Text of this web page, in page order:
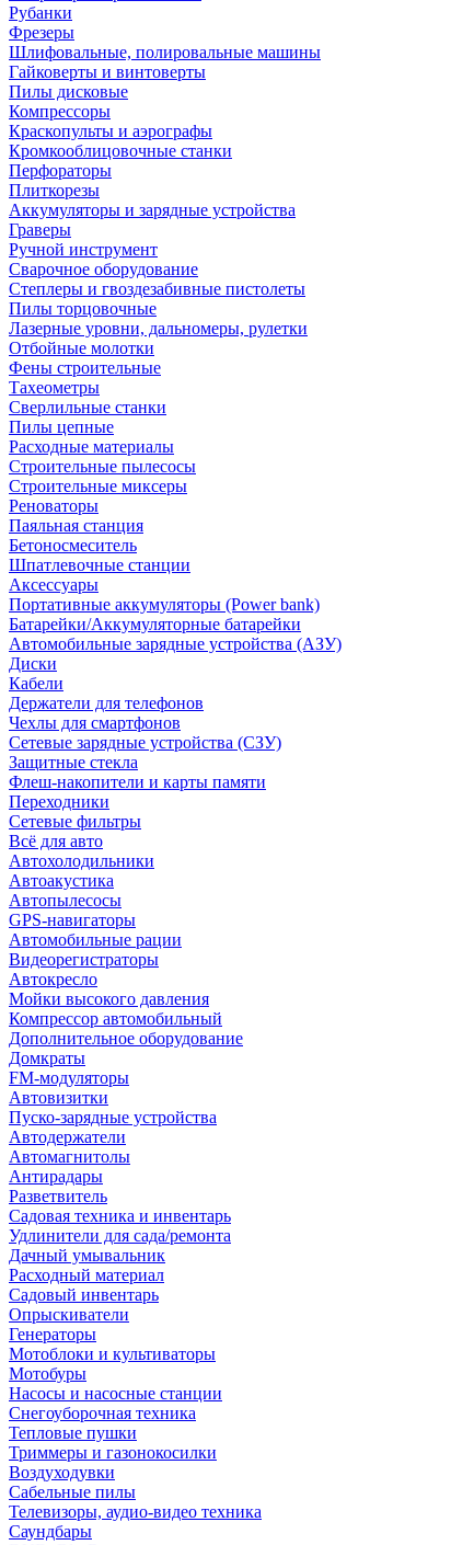
Рубанки
Фрезеры
Шлифовальные, полировальные машины
Гайковерты и винтоверты
Пилы дисковые
Компрессоры
Краскопульты и аэрографы
Кромкооблицовочные станки
Перфораторы
Плиткорезы
Аккумуляторы и зарядные устройства
Граверы
Ручной инструмент
Сварочное оборудование
Степлеры и гвоздезабивные пистолеты
Пилы торцовочные
Лазерные уровни, дальномеры, рулетки
Отбойные молотки
Фены строительные
Тахеометры
Сверлильные станки
Пилы цепные
Расходные материалы
Строительные пылесосы
Строительные миксеры
Реноваторы
Паяльная станция
Бетоносмеситель
Шпатлевочные станции
Аксессуары
Портативные аккумуляторы (Power bank)
Батарейки/Аккумуляторные батарейки
Автомобильные зарядные устройства (АЗУ)
Диски
Кабели
Держатели для телефонов
Чехлы для смартфонов
Сетевые зарядные устройства (СЗУ)
Защитные стекла
Флеш-накопители и карты памяти
Переходники
Сетевые фильтры
Всё для авто
Автохолодильники
Автоакустика
Автопылесосы
GPS-навигаторы
Автомобильные рации
Видеорегистраторы
Автокресло
Мойки высокого давления
Компрессор автомобильный
Дополнительное оборудование
Домкраты
FM-модуляторы
Автовизитки
Пуско-зарядные устройства
Автодержатели
Автомагнитолы
Антирадары
Разветвитель
Садовая техника и инвентарь
Удлинители для сада/ремонта
Дачный умывальник
Расходный материал
Садовый инвентарь
Опрыскиватели
Генераторы
Мотоблоки и культиваторы
Мотобуры
Насосы и насосные станции
Снегоуборочная техника
Тепловые пушки
Триммеры и газонокосилки
Воздуходувки
Сабельные пилы
Телевизоры, аудио-видео техника
Саундбары